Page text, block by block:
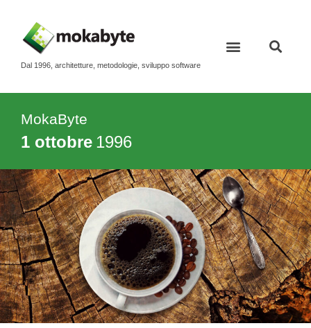
Dal 1996, architetture, metodologie, sviluppo software
MokaByte
1 ottobre 1996